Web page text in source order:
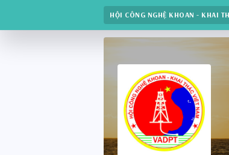
HỘI CÔNG NGHỆ KHOAN - KHAI